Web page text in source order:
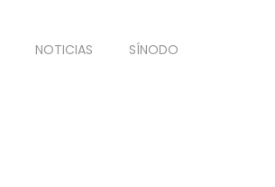
NOTICIAS SÍNODO